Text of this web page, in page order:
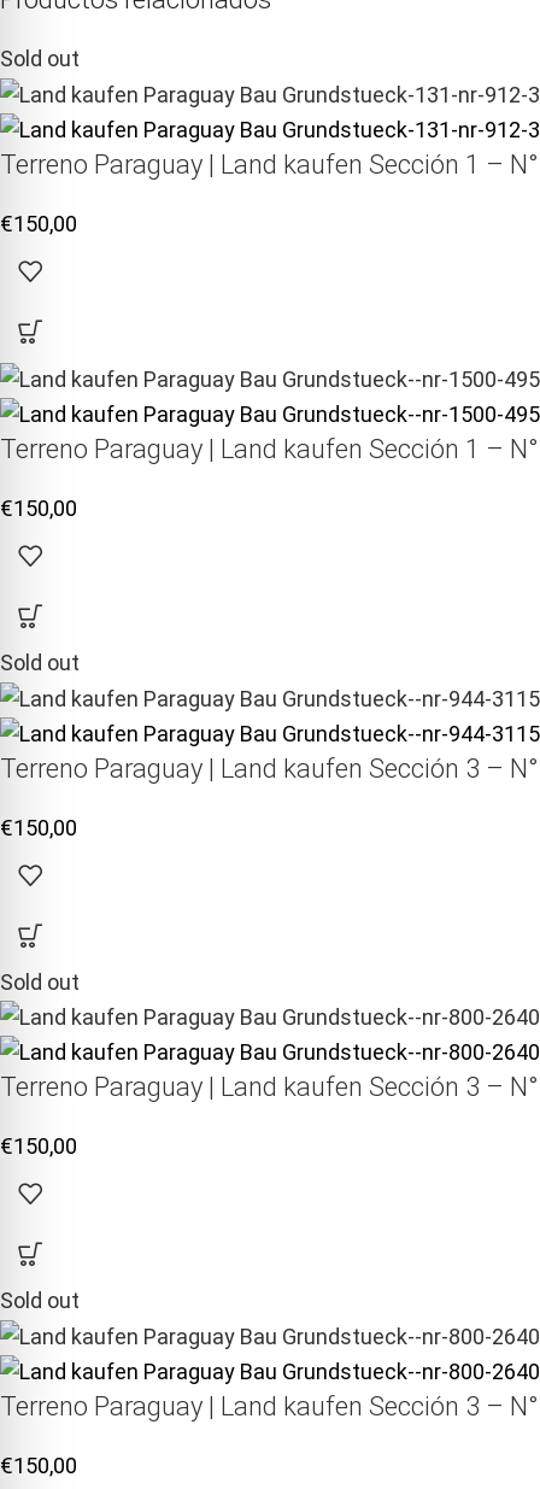
Sold out
Terreno Paraguay | Land kaufen Sección 1 –
€150,00
Terreno Paraguay | Land kaufen Sección 1 –
€150,00
Sold out
Terreno Paraguay | Land kaufen Sección 3 –
€150,00
Sold out
Terreno Paraguay | Land kaufen Sección 3 –
€150,00
Sold out
Terreno Paraguay | Land kaufen Sección 3 –
€150,00